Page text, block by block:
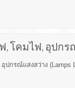
, โคมไฟ, อุปก
กรณ์แสงสว่าง (Lamps